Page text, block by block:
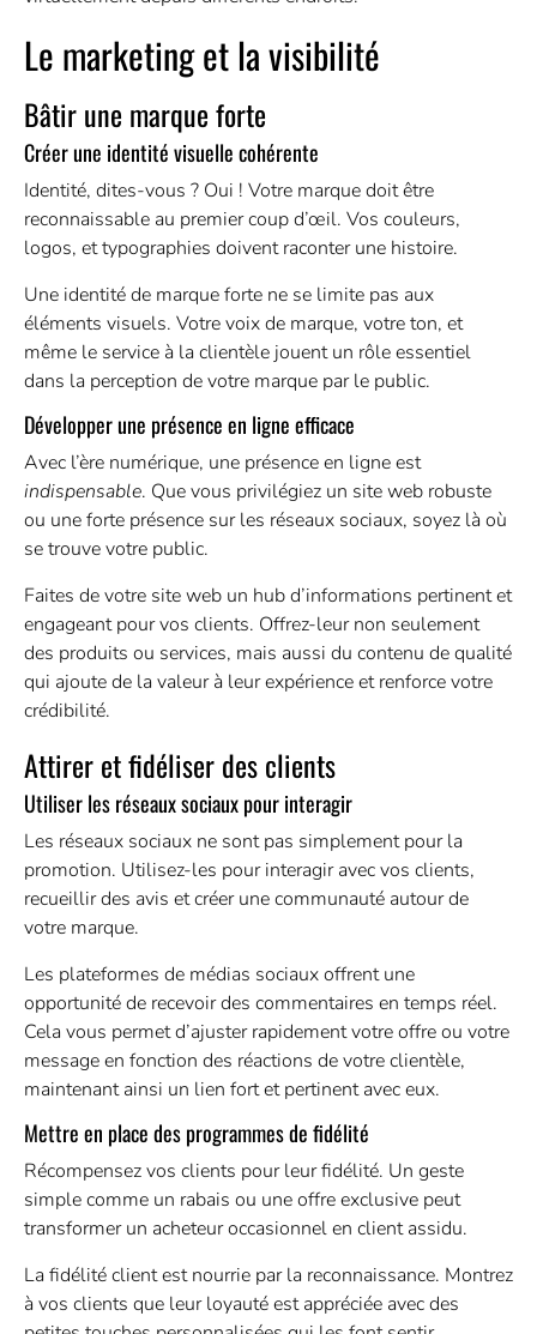
Le marketing et la visibilité
Bâtir une marque forte
Créer une identité visuelle cohérente
Identité, dites-vous ? Oui ! Votre marque doit être
reconnaissable au premier coup d’œil. Vos couleurs,
logos, et typographies doivent raconter une histoire.
Une identité de marque forte ne se limite pas aux
éléments visuels. Votre voix de marque, votre ton, et
même le service à la clientèle jouent un rôle essentiel
dans la perception de votre marque par le public.
Développer une présence en ligne efficace
Avec l’ère numérique, une présence en ligne est
indispensable. Que vous privilégiez un site web robuste
ou une forte présence sur les réseaux sociaux, soyez là où
se trouve votre public.
Faites de votre site web un hub d’informations pertinent et
engageant pour vos clients. Offrez-leur non seulement
des produits ou services, mais aussi du contenu de qualité
qui ajoute de la valeur à leur expérience et renforce votre
crédibilité.
Attirer et fidéliser des clients
Utiliser les réseaux sociaux pour interagir
Les réseaux sociaux ne sont pas simplement pour la
promotion. Utilisez-les pour interagir avec vos clients,
recueillir des avis et créer une communauté autour de
votre marque.
Les plateformes de médias sociaux offrent une
opportunité de recevoir des commentaires en temps réel.
Cela vous permet d’ajuster rapidement votre offre ou votre
message en fonction des réactions de votre clientèle,
maintenant ainsi un lien fort et pertinent avec eux.
Mettre en place des programmes de fidélité
Récompensez vos clients pour leur fidélité. Un geste
simple comme un rabais ou une offre exclusive peut
transformer un acheteur occasionnel en client assidu.
La fidélité client est nourrie par la reconnaissance. Montrez
à vos clients que leur loyauté est appréciée avec des